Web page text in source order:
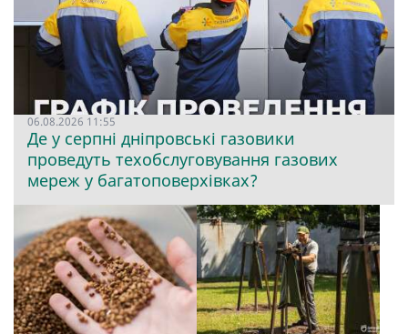
06.08.2026 11:55
Де у серпні дніпровські газовики
проведуть техобслуговування газових
мереж у багатоповерхівках?